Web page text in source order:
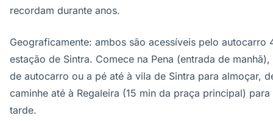
recordam durante anos.
Geograficamente: ambos são acessíveis pelo autocarro
estação de Sintra. Comece na Pena (entrada de manhã),
de autocarro ou a pé até à vila de Sintra para almoçar,
caminhe até à Regaleira (15 min da praça principal) para
tarde.